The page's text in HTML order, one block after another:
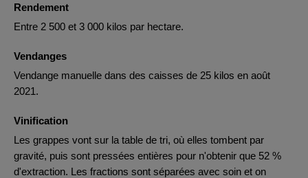
Rendement
Entre 2 500 et 3 000 kilos par hectare.
Vendanges
Vendange manuelle dans des caisses de 25 kilos en août
2021.
Vinification
Les grappes vont sur la table de tri, où elles tombent par
gravité, puis sont pressées entières pour n'obtenir que 52 %
d'extraction. Les fractions sont séparées avec soin et on